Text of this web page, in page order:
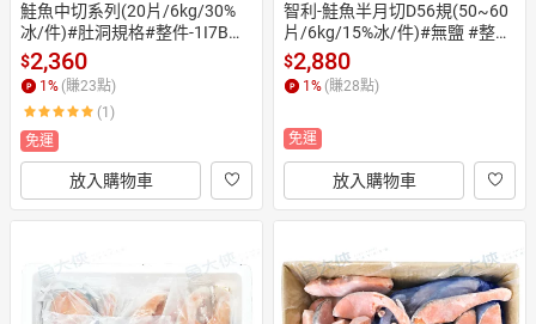
鮭魚中切系列(20片/6kg/30%
冰/件)#肚洞規格#整件-1I7B
【魚大俠】FH335
$2,360
1% (賺23點)
(1)
免運
放入購物車
智利-鮭魚半月切D56規(50~60
片/6kg/15%冰/件)#無鹽 #整
件-1J7B【魚大俠】FH273
$2,880
1% (賺28點)
免運
放入購物車